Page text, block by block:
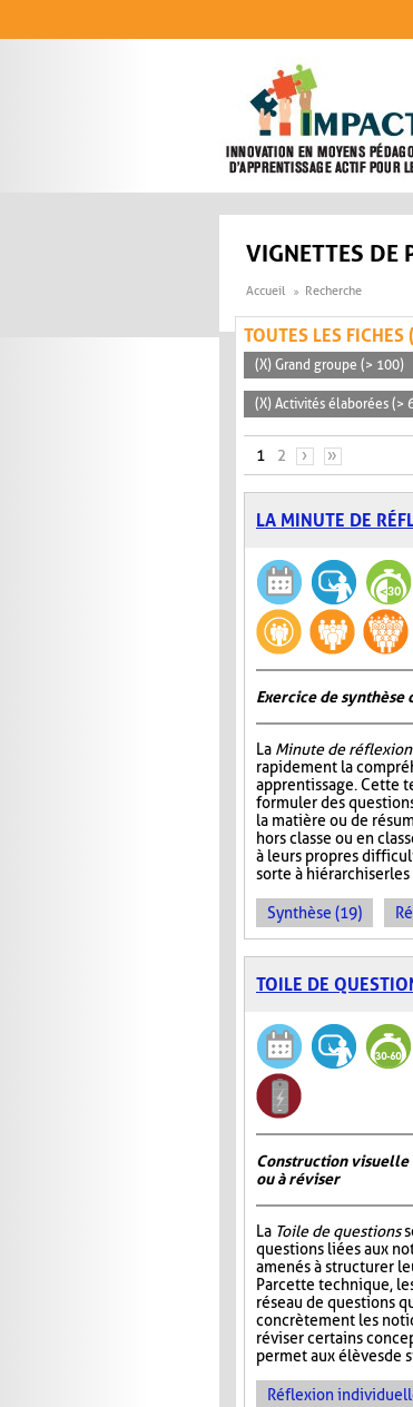
VIGNETTES DE
Accueil Recherche
TOUTES LES
(X) Grand groupe (> 100)
(X) Activités élaborées (>
PAGES
1 2 › »
LA MINUTE DE
Exercice de
La Minute de réflexion
rapidement la
apprentissage. Cette
formuler des
la matière ou de
hors classe ou en
à leurs propres
sorte à hiérarchiser
Synthèse (19)
TOILE DE
Construction
ou à réviser
La Toile de questions
questions liées aux
amenés à structurer
Par cette technique,
réseau de questions
concrètement les
réviser certains
permet aux élèves de
Réflexion